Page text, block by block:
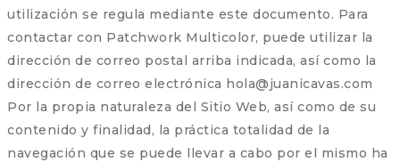
utilización se regula mediante este documento. Para
contactar con Patchwork Multicolor, puede utilizar la
dirección de correo postal arriba indicada, así como la
dirección de correo electrónica hola@juanicavas.com
Por la propia naturaleza del Sitio Web, así como de su
contenido y finalidad, la práctica totalidad de la
navegación que se puede llevar a cabo por el mismo ha